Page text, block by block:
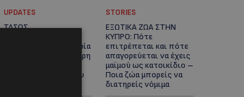
UPDATES
ΤΑΣΟΣ
συγκλονιστική ιστορία
του 12χρονου Δημήτρη
12.500 ευρώ που του
STORIES
ΕΞΩΤΙΚΑ ΖΩΑ ΣΤΗΝ
ΚΥΠΡΟ: Πότε
επιτρέπεται και πότε
απαγορεύεται να έχεις
μαϊμού ως κατοικίδιο –
Ποια ζώα μπορείς να
διατηρείς νόμιμα